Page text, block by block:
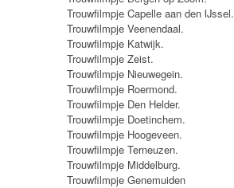
Trouwfilmpje Capelle aan den IJssel.
Trouwfilmpje Veenendaal.
Trouwfilmpje Katwijk.
Trouwfilmpje Zeist.
Trouwfilmpje Nieuwegein.
Trouwfilmpje Roermond.
Trouwfilmpje Den Helder.
Trouwfilmpje Doetinchem.
Trouwfilmpje Hoogeveen.
Trouwfilmpje Terneuzen.
Trouwfilmpje Middelburg.
Trouwfilmpje Genemuiden